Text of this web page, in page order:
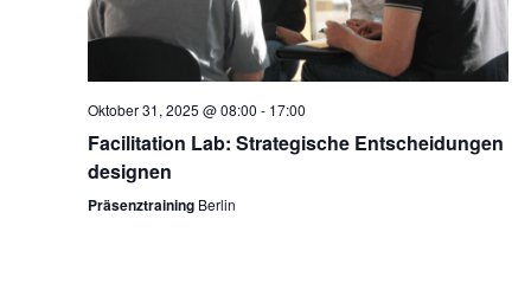
Oktober 31, 2025 @ 08:00 - 17:00
Facilitation Lab: Strategische Entscheidungen
designen
Präsenztraining Berlin